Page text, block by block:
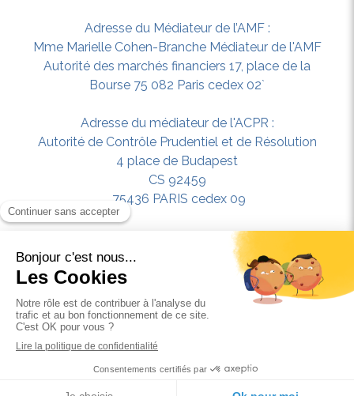
Adresse du Médiateur de l’AMF :
Mme Marielle Cohen-Branche Médiateur de l'AMF
Autorité des marchés financiers 17, place de la
Bourse 75 082 Paris cedex 02`
Adresse du médiateur de l'ACPR :
Autorité de Contrôle Prudentiel et de Résolution
4 place de Budapest
CS 92459
75436 PARIS cedex 09
Bourcier Finances & Gestion de Patrimoine s’engage
à traiter votre réclamation dans les délais suivants :
- dix jours ouvrables maximum à compter de la
réception de la réclamation, pour accuser réception,
sauf si la réponse elle-même est apportée au client
dans ce délai ;
- deux mois maximum entre la date de réception de
la réclamation et la date d’envoi de la réponse au